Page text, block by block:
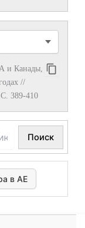
и Канады,
//
389-410
Поиск
в АЕ